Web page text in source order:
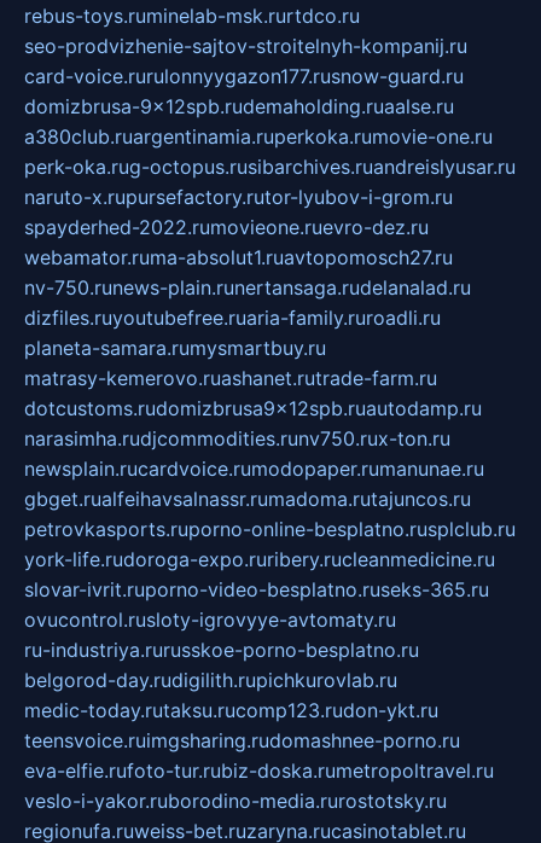
rebus-toys.ruminelab-msk.rurtdco.ru
seo-prodvizhenie-sajtov-stroitelnyh-kompanij.ru
card-voice.rurulonnyygazon177.rusnow-guard.ru
domizbrusa-9x12spb.rudemaholding.ruaalse.ru
a380club.ruargentinamia.ruperkoka.rumovie-one.ru
perk-oka.rug-octopus.rusibarchives.ruandreislyusar.ru
naruto-x.rupursefactory.rutor-lyubov-i-grom.ru
spayderhed-2022.rumovieone.ruevro-dez.ru
webamator.ruma-absolut1.ruavtopomosch27.ru
nv-750.runews-plain.runertansaga.rudelanalad.ru
dizfiles.ruyoutubefree.ruaria-family.ruroadli.ru
planeta-samara.rumysmartbuy.ru
matrasy-kemerovo.ruashanet.rutrade-farm.ru
dotcustoms.rudomizbrusa9x12spb.ruautodamp.ru
narasimha.rudjcommodities.runv750.rux-ton.ru
newsplain.rucardvoice.rumodopaper.rumanunae.ru
gbget.rualfeihavsalnassr.rumadoma.rutajuncos.ru
petrovkasports.ruporno-online-besplatno.rusplclub.ru
york-life.rudoroga-expo.ruribery.rucleanmedicine.ru
slovar-ivrit.ruporno-video-besplatno.ruseks-365.ru
ovucontrol.rusloty-igrovyye-avtomaty.ru
ru-industriya.rurusskoe-porno-besplatno.ru
belgorod-day.rudigilith.rupichkurovlab.ru
medic-today.rutaksu.rucomp123.rudon-ykt.ru
teensvoice.ruimgsharing.rudomashnee-porno.ru
eva-elfie.rufoto-tur.rubiz-doska.rumetropoltravel.ru
veslo-i-yakor.ruborodino-media.rurostotsky.ru
regionufa.ruweiss-bet.ruzaryna.rucasinotablet.ru